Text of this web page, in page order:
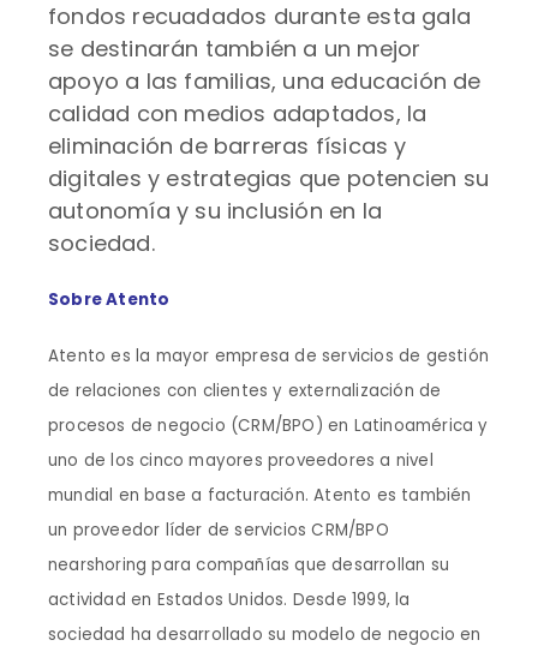
fondos recuadados durante esta gala
se destinarán también a un mejor
apoyo a las familias, una educación de
calidad con medios adaptados, la
eliminación de barreras físicas y
digitales y estrategias que potencien su
autonomía y su inclusión en la
sociedad.
Sobre Atento
Atento es la mayor empresa de servicios de gestión
de relaciones con clientes y externalización de
procesos de negocio (CRM/BPO) en Latinoamérica y
uno de los cinco mayores proveedores a nivel
mundial en base a facturación. Atento es también
un proveedor líder de servicios CRM/BPO
nearshoring para compañías que desarrollan su
actividad en Estados Unidos. Desde 1999, la
sociedad ha desarrollado su modelo de negocio en